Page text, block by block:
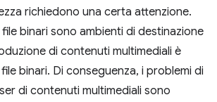
richiedono una certa attenzione.
binari sono ambienti di destinazione
di contenuti multimediali è
binari. Di conseguenza, i problemi di
di contenuti multimediali sono